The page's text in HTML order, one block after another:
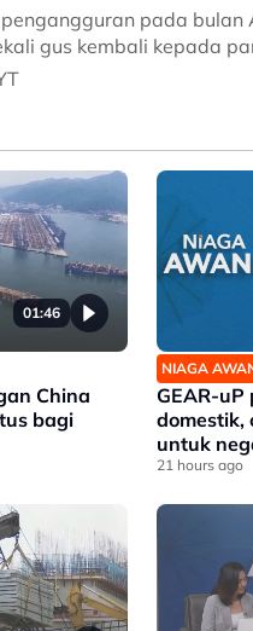
pada
gus kembali kepada
01:46
China
bagi
NIAGA
GEAR-uP
domestik,
untuk
21 hours ago